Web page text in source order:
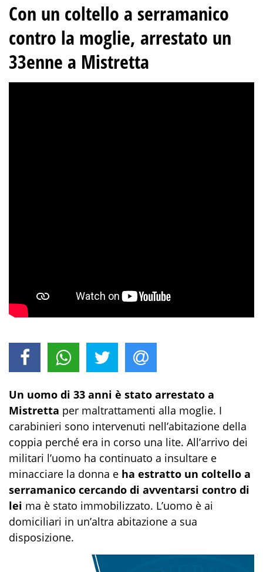
Con un coltello a serramanico
contro la moglie, arrestato un
33enne a Mistretta
Un uomo di 33 anni è stato arrestato a
Mistretta per maltrattamenti alla moglie. I
carabinieri sono intervenuti nell’abitazione della
coppia perché era in corso una lite. All’arrivo dei
militari l’uomo ha continuato a insultare e
minacciare la donna e ha estratto un coltello a
serramanico cercando di avventarsi contro di
lei ma è stato immobilizzato. L’uomo è ai
domiciliari in un’altra abitazione a sua
disposizione.